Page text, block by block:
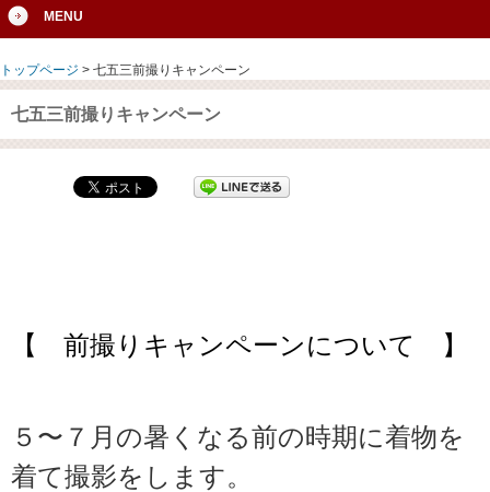
MENU
トップページ > 七五三前撮りキャンペーン
七五三前撮りキャンペーン
【 前撮りキャンペーンについて 】
５〜７月の暑くなる前の時期に着物を
着て撮影をします。